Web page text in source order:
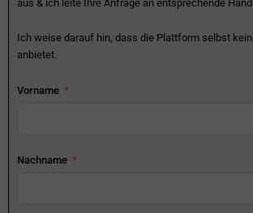
aus & ich leite Ihre Anfrage an entsprechende
Ich weise darauf hin, dass die Plattform selbst
anbietet.
Vorname
Nachname